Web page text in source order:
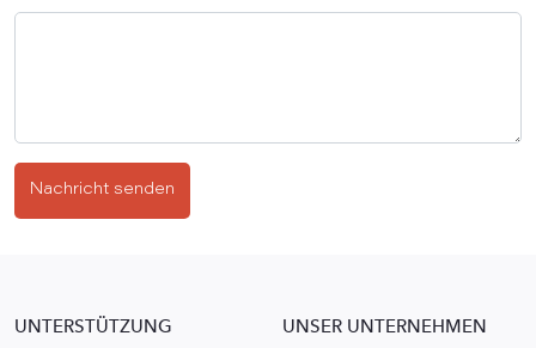
Nachricht senden
UNTERSTÜTZUNG UNSER UNTERNEHMEN